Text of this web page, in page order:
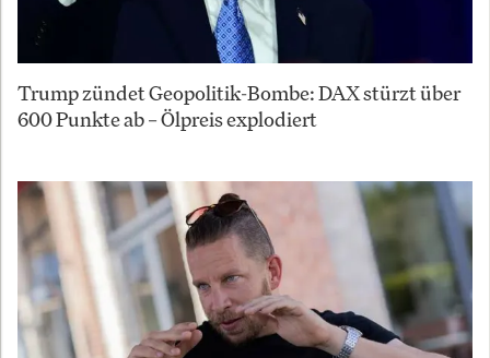
Trump zündet Geopolitik-Bombe: DAX stürzt über
600 Punkte ab – Ölpreis explodiert